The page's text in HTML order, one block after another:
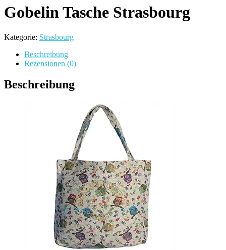
Gobelin Tasche Strasbourg
Kategorie: Strasbourg
Beschreibung
Rezensionen (0)
Beschreibung